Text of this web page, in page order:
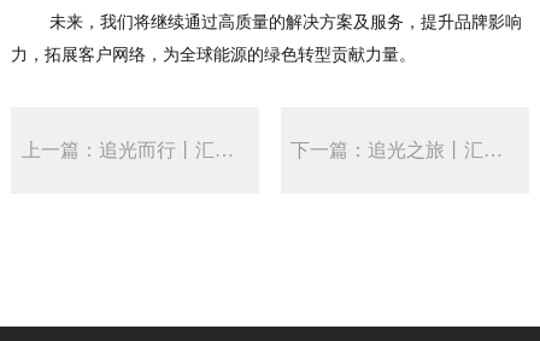
未来，我们将继续通过高质量的解决方案及服务，提升品牌影响
力，拓展客户网络，为全球能源的绿色转型贡献力量。
上一篇：追光而行丨汇能精电闪耀第135届广交会 下一篇：追光之旅丨汇能精电菲律宾国际太阳能展回顾